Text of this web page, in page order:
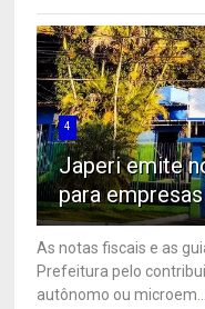
4
Japeri emite
para
As notas fiscais e as
Prefeitura pelo
autônomo ou microem...